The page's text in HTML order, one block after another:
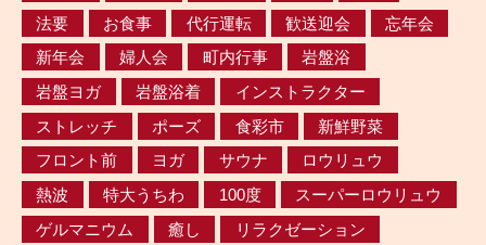
法要
お食事 代行運転 歓送迎会
忘年会
新年会
婦人会 町内行事
岩盤浴
岩盤ヨガ
岩盤浴着
インストラクター
ストレッチ
ポーズ 食彩市
新鮮野菜
フロント前
ヨガ サウナ
ロウリュウ
熱波
特大うちわ 100度
スーパーロウリュウ
ゲルマニウム
癒し
リラクゼーション